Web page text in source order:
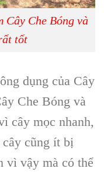
Cây Che Bóng và
tốt
dụng của Cây
Che Bóng và
cây mọc nhanh,
cây cũng ít bị
vì vậy mà có thể